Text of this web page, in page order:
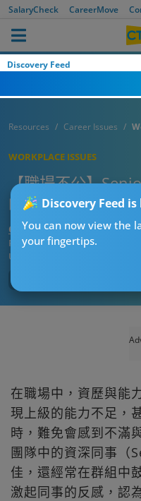
SalaryCheck CareerMove
Discovery Feed
Discovery Feed
You can now view the
your fingertips.
Resources Career Issues
WORKPLACE ISSUES
【職場不公】
喺工作群組叫大家
CTgoodjobs’ Editor
Published:2026-07-12 13:01
Updated:
在職場中，資歷與能
現上級的能力不足，
時，難免會感到不滿
團隊中的資深同事（
佳，還經常在群組中
激起同事的反感，認